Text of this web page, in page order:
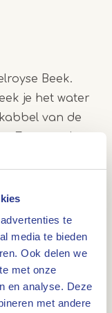
te
media te bieden
Ook delen we
met onze
en analyse. Deze
met andere
Beek.
je het water
van de
verte. En in het
die herinnert
dichte
details en